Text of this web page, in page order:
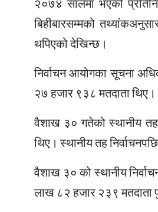
२०७४ सालमा भएको
बिहीबारसम्मको
थपिएको देखिन्छ।
निर्वाचन आयोगका सूचना
२७ हजार ९३८ मतदाता थिए।
वैशाख ३० गतेको स्थानीय
थिए। स्थानीय तह
वैशाख ३० को स्थानीय
लाख ८२ हजार २३९ मतदाता